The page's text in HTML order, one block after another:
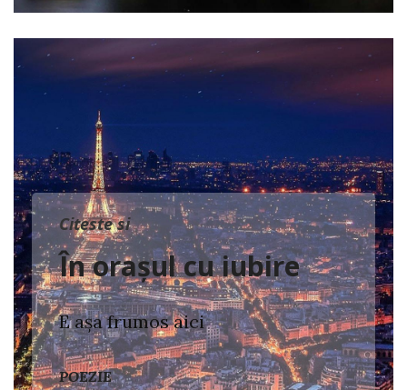
Citeste si
În orașul cu iubire
E aşa frumos aici
POEZIE